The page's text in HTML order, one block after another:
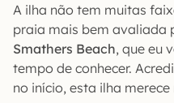
A ilha não tem muitas
praia mais bem avaliada
Smathers Beach, que eu
tempo de conhecer.
no início, esta ilha